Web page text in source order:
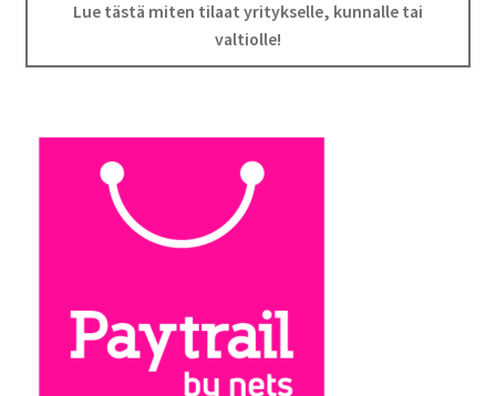
Lue tästä miten tilaat yritykselle, kunnalle tai
valtiolle!